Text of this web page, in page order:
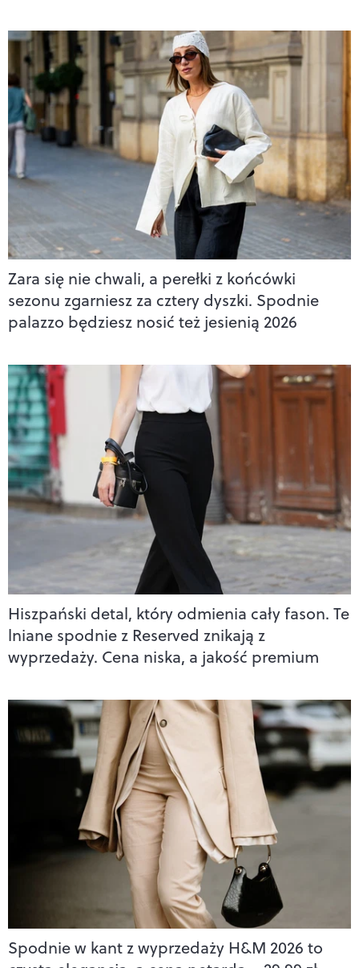
Zara się nie chwali, a perełki z końcówki
sezonu zgarniesz za cztery dyszki. Spodnie
palazzo będziesz nosić też jesienią 2026
Hiszpański detal, który odmienia cały fason. Te
lniane spodnie z Reserved znikają z
wyprzedaży. Cena niska, a jakość premium
Spodnie w kant z wyprzedaży H&M 2026 to